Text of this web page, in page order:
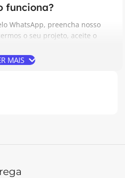
funciona?
WhatsApp, preencha nosso
o seu projeto, aceite o
e receba do seu jeito.
Vai pagar no PIX?
MAIS